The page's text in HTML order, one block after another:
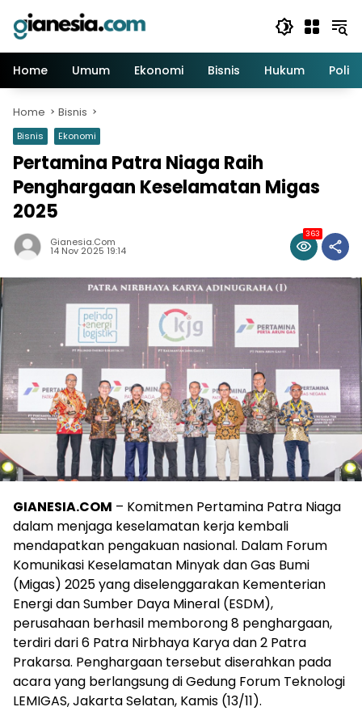
content
Home
Umum Ekonomi Bisnis Hukum Politik
Home Bisnis
Bisnis Ekonomi
Pertamina Patra Niaga Raih
Penghargaan Keselamatan Migas
2025
Gianesia.com
14 Nov 2025 19:14
363
GIANESIA.COM – Komitmen Pertamina Patra Niaga
dalam menjaga keselamatan kerja kembali
mendapatkan pengakuan nasional. Dalam Forum
Komunikasi Keselamatan Minyak dan Gas Bumi
(Migas) 2025 yang diselenggarakan Kementerian
Energi dan Sumber Daya Mineral (ESDM),
perusahaan berhasil memborong 8 penghargaan,
terdiri dari 6 Patra Nirbhaya Karya dan 2 Patra
Prakarsa. Penghargaan tersebut diserahkan pada
acara yang berlangsung di Gedung Forum Teknologi
LEMIGAS, Jakarta Selatan, Kamis (13/11).